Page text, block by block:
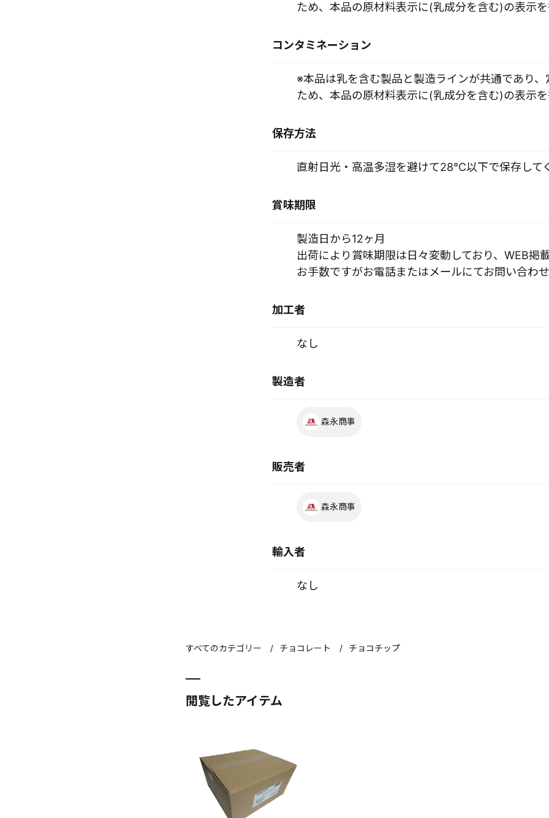
ため、本品の原材料表示に(乳成分を含む)の表示
コンタミネーション
※本品は乳を含む製品と製造ラインが共通であり
ため、本品の原材料表示に(乳成分を含む)の表示
保存方法
直射日光・高温多湿を避けて28°C以下で保存して
賞味期限
製造日から12ヶ月
出荷により賞味期限は日々変動しており、WEB掲
お手数ですがお電話またはメールにてお問い合わせ
加工者
なし
製造者
森永商事
販売者
森永商事
輸入者
なし
すべてのカテゴリー チョコレート チョコチップ
閲覧したアイテム